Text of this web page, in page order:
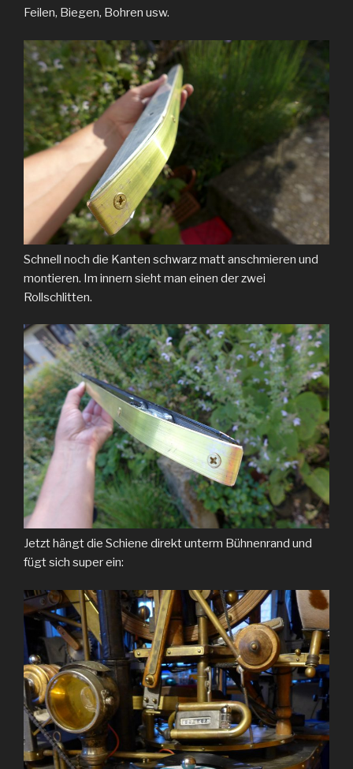
Feilen, Biegen, Bohren usw.
Schnell noch die Kanten schwarz matt anschmieren und
montieren. Im innern sieht man einen der zwei
Rollschlitten.
Jetzt hängt die Schiene direkt unterm Bühnenrand und
fügt sich super ein: